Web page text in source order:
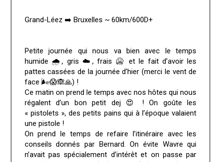
Grand-Léez ➡️ Bruxelles ~ 60km/600D+
Petite journée qui nous va bien avec le temps
humide 🌧️, gris ☁️, frais 🥶 et le fait d’avoir les
pattes cassées de la journée d’hier (merci le vent de
face 🌬😱🙈🙏) !
Ce matin on prend le temps avec nos hôtes qui nous
régalent d’un bon petit dej 😍 ! On goûte les
« pistolets », des petits pains qui à l’époque valaient
une pistole !
On prend le temps de refaire l’itinéraire avec les
conseils donnés par Bernard. On évite Wavre qui
n’avait pas spécialement d’intérêt et on passe par